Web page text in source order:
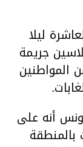
ليلا
جريمة
أنه على
بالمنطقة